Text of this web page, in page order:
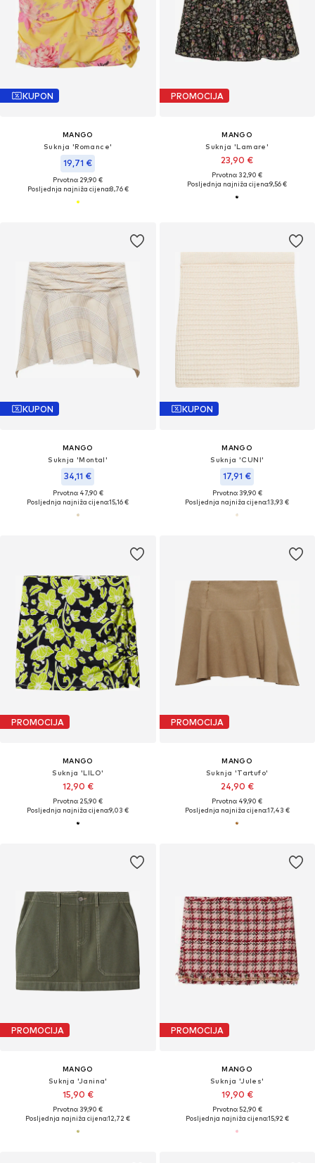
KUPON
MANGO
Suknja 'Romance'
19,71 €
Prvotno: 29,90 €
Posljednja najniža cijena:8,76 €
PROMOCIJA
MANGO
Suknja 'Lamare'
23,90 €
Prvotno: 32,90 €
Posljednja najniža cijena:9,56 €
KUPON
MANGO
Suknja 'Montal'
34,11 €
Prvotno: 47,90 €
Posljednja najniža cijena:15,16 €
KUPON
MANGO
Suknja 'CUNI'
17,91 €
Prvotno: 39,90 €
Posljednja najniža cijena:13,93 €
PROMOCIJA
MANGO
Suknja 'LILO'
12,90 €
Prvotno: 25,90 €
Posljednja najniža cijena:9,03 €
PROMOCIJA
MANGO
Suknja 'Tartufo'
24,90 €
Prvotno: 49,90 €
Posljednja najniža cijena:17,43 €
PROMOCIJA
MANGO
Suknja 'Janina'
15,90 €
Prvotno: 39,90 €
Posljednja najniža cijena:12,72 €
PROMOCIJA
MANGO
Suknja 'Jules'
19,90 €
Prvotno: 52,90 €
Posljednja najniža cijena:15,92 €